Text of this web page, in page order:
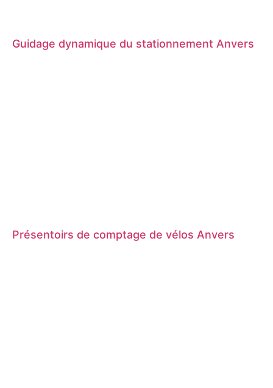
Guidage dynamique du stationnement Anvers
Présentoirs de comptage de vélos Anvers